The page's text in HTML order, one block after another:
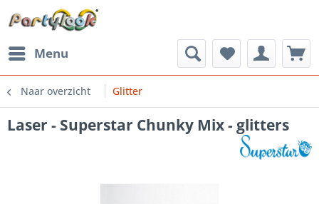
Menu
Naar overzicht Glitter
Laser - Superstar Chunky Mix - glitters